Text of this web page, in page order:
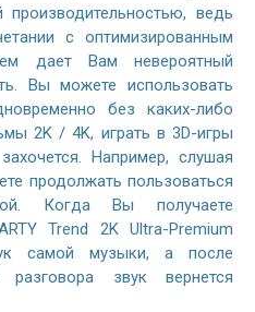
ведь
с оптимизированным
дает Вам невероятный
Вы можете использовать
без каких-либо
2K / 4K, играть в 3D-игры
Например, слушая
продолжать пользоваться
Когда Вы получаете
Trend 2K Ultra-Premium
самой музыки, а после
разговора звук вернется